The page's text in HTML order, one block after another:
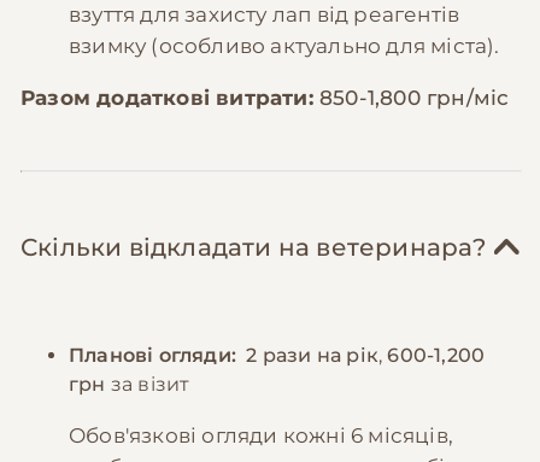
взуття для захисту лап від реагентів
взимку (особливо актуально для міста).
Разом додаткові витрати: 850-1,800 грн/міс
Скільки відкладати на ветеринара?
Планові огляди: 2 рази на рік,600-1,200
грн за візит
Обов'язкові огляди кожні 6 місяців,